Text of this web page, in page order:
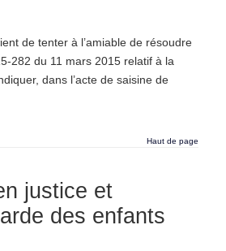
de tenter à l’amiable de résoudre
282 du 11 mars 2015 relatif à la
dans l’acte de saisine de
Haut de page
justice et
des enfants